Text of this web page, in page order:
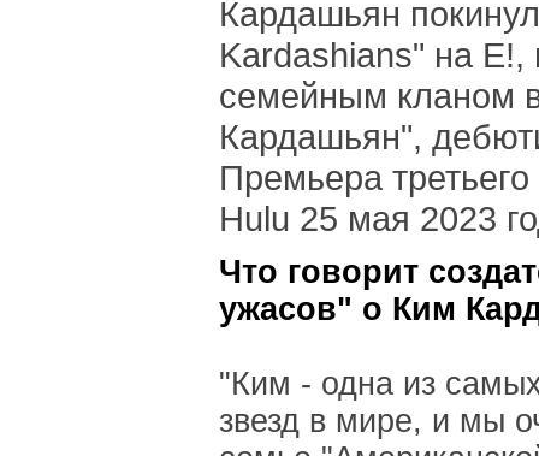
Кардашьян
Kardashians" на E!,
семейным кланом
Кардашьян",
Премьера
Hulu 25 мая 2023
Что говорит
ужасов" о Ким
"Ким - одна из
звезд в мире, и мы